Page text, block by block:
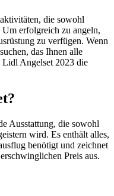
die sowohl
Um erfolgreich zu angeln,
zu verfügen. Wenn
das Ihnen alle
Lidl Angelset 2023 die
Ausstattung, die sowohl
wird. Es enthält alles,
benötigt und zeichnet
Preis aus.